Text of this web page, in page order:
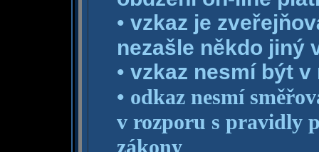
• vzkaz je
nezašle někdo jiný
• vzkaz nesmí být
• odkaz nesmí
v rozporu s pravidly
zákony